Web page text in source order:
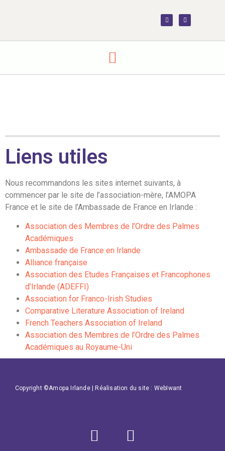
Liens utiles
Nous recommandons les sites internet suivants, à
commencer par le site de l’association-mère, l’AMOPA
France et le site de l’Ambassade de France en Irlande :
Association des Membres de l’Ordre des Palmes
Académiques
Ambassade de France en Irlande
Alliance française
Association des Etudes Françaises et Francophones
d’Irlande (ADEFFI)
Association for Franco-Irish Studies
Comparative Literature Association of Ireland
French Teachers Association of Ireland
Association des Membres de l’Ordre des Palmes
Académiques au Royaume-Uni
Copyright ©Amopa Irlande | Réalisation du site : WebIwant